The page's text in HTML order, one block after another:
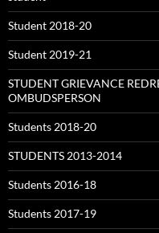
Student 2018-20
Student 2019-21
STUDENT GRIEVANCE
OMBUDSPERSON
Students 2018-20
STUDENTS 2013-2014
Students 2016-18
Students 2017-19